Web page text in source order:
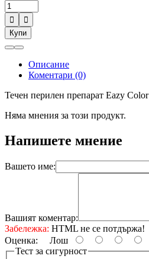


Купи
Описание
Коментари (0)
Течен перилен препарат Eazy Color
Няма мнения за този продукт.
Напишете мнение
Вашето име:
Вашият коментар:
Забележка: HTML не се потдържа!
Оценка: Лош
Тест за сигурност